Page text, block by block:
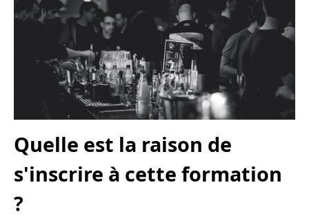
Quelle est la raison de
s'inscrire à cette formation
?